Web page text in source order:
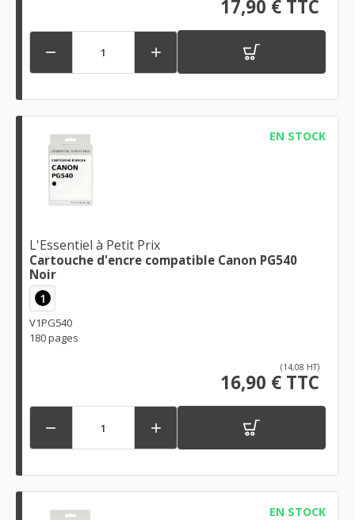
17,90 € TTC
 
EN STOCK
L'Essentiel à Petit Prix
Cartouche d'encre compatible Canon PG540
Noir
1
V1PG540
180 pages
(14,08 HT)
16,90 € TTC
 
EN STOCK